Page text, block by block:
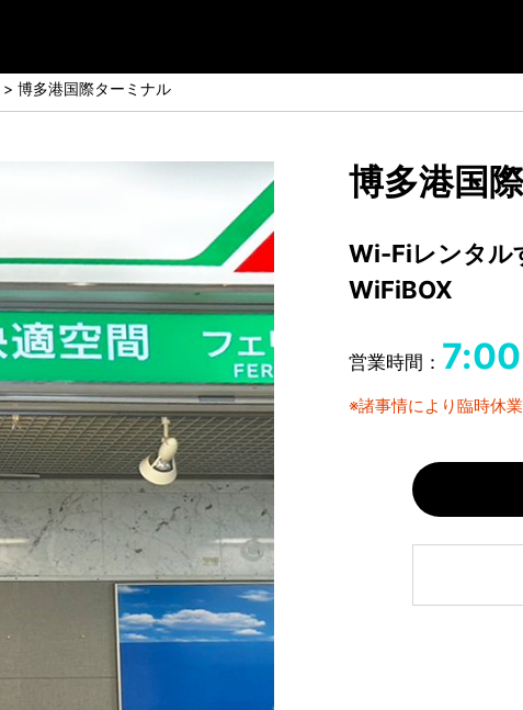
博多港国際ターミナル
博多港国
Wi-Fiレンタル
WiFiBOX
営業時間：
※諸事情により臨時休